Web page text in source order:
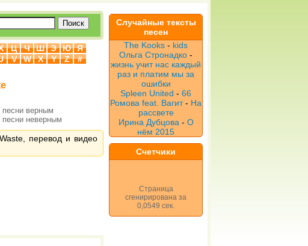
Ц Ч Ш Э Ю
Я
V W X Y Z
#
песни верным
песни неверным
перевод и видео
Случайные тексты
песен
The Kooks - kids
Ольга Стронадко -
жизнь учит нас каждый
раз и платим мы за
ошибки
Spleen United - 66
Ромова feat. Вагит- На
рассвете
Ирина Дубцова - О
нём 2015
Счетчики
Страница
сгенирирована за
0,0549 сек.